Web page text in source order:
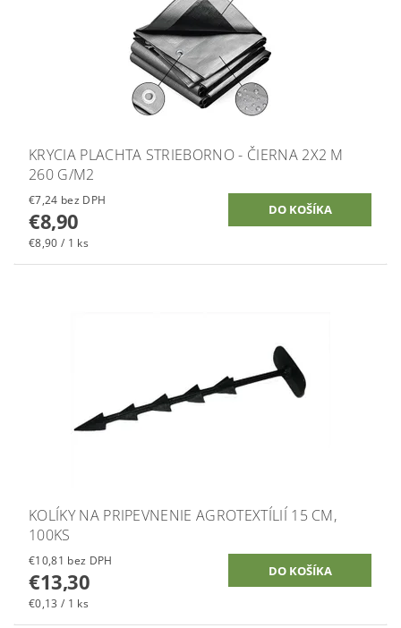
KRYCIA PLACHTA STRIEBORNO - ČIERNA 2X2 M
260 G/M2
€7,24 bez DPH
€8,90
€8,90 / 1 ks
KOLÍKY NA PRIPEVNENIE AGROTEXTÍLIÍ 15 CM,
100KS
€10,81 bez DPH
€13,30
€0,13 / 1 ks